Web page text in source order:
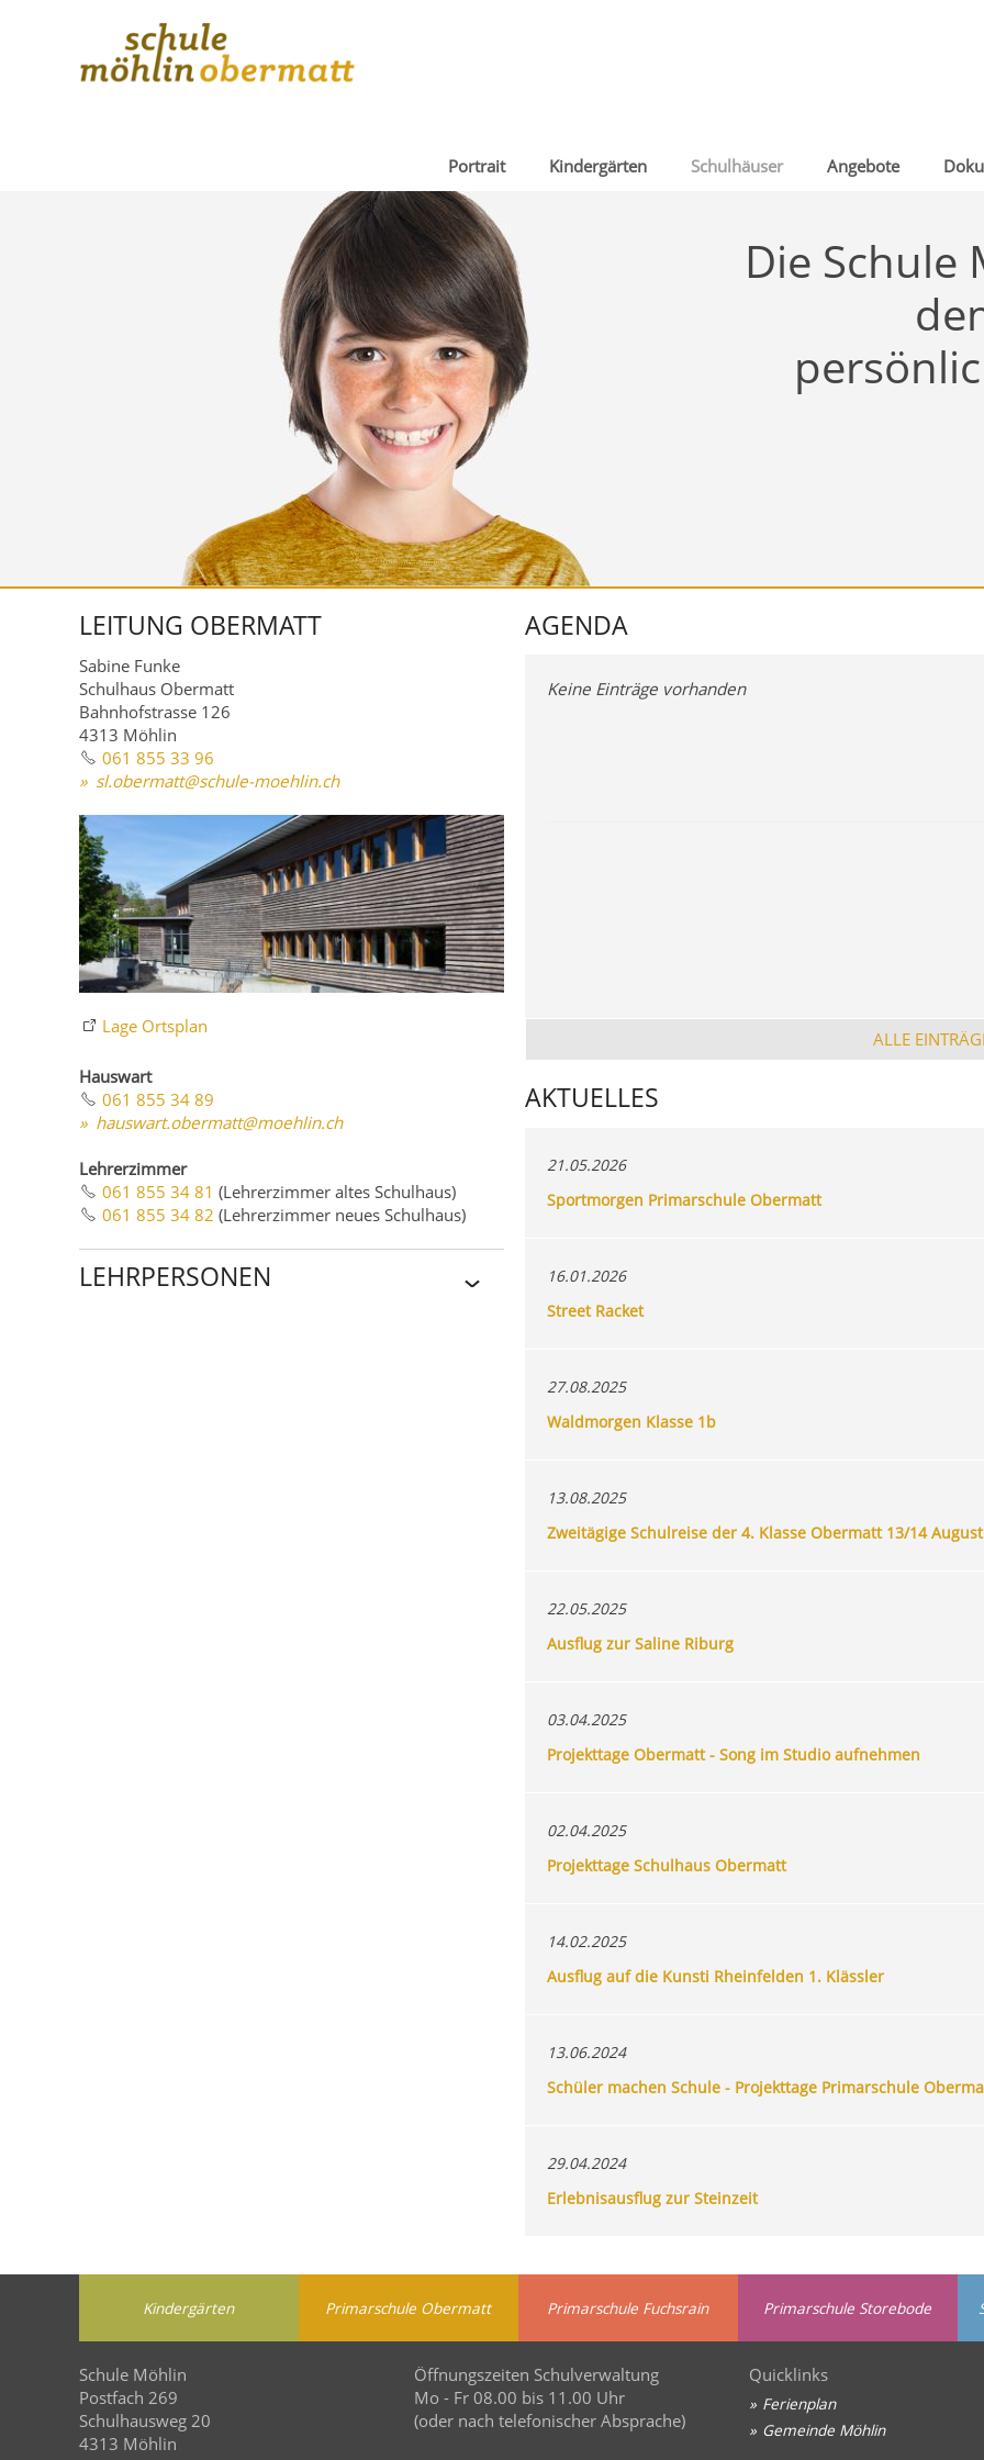
Portrait Kindergärten Schulhäuser Angebote
Die Schule
LEITUNG OBERMATT
Sabine Funke
Schulhaus Obermatt
Bahnhofstrasse 126
4313 Möhlin
061 855 33 96
sl
b rm tt sch l -m hl n ch
Lage Ortsplan
Hauswart
061 855 34 89
h
sw rt b rm tt m hl n ch
Lehrerzimmer
061 855 34 81 (Lehrerzimmer altes Schulhaus)
061 855 34 82 (Lehrerzimmer neues Schulhaus)
LEHRPERSONEN
AGENDA
ALLE
Keine Einträge vorhanden
AKTUELLES
21.05.2026
Sportmorgen Primarschule Obermatt
16.01.2026
Street Racket
27.08.2025
Waldmorgen Klasse 1b
13.08.2025
Zweitägige Schulreise der 4. Klasse Obermatt 13/14
22.05.2025
Ausflug zur Saline Riburg
03.04.2025
Projekttage Obermatt - Song im Studio aufnehmen
02.04.2025
Projekttage Schulhaus Obermatt
14.02.2025
Ausflug auf die Kunsti Rheinfelden 1. Klässler
13.06.2024
Schüler machen Schule - Projekttage Primarschule
29.04.2024
Erlebnisausflug zur Steinzeit
Kindergärten Primarschule Obermatt Primarschule Fuchsrain Primarschule Storebode
Schule Möhlin
Postfach 269
Schulhausweg 20
4313 Möhlin
Öffnungszeiten Schulverwaltung
Mo - Fr 08.00 bis 11.00 Uhr
(oder nach telefonischer Absprache)
Quicklinks
Ferienplan
Gemeinde Möhlin